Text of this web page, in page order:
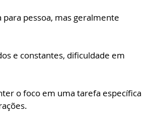
para pessoa, mas geralmente
e constantes, dificuldade em
o foco em uma tarefa específica